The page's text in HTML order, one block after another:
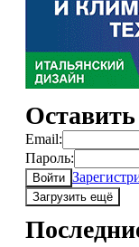
Email:
Пароль:
Войти
Загрузить ещё